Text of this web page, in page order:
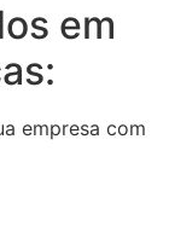
em
empresa com